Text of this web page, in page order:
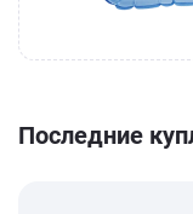
Последние